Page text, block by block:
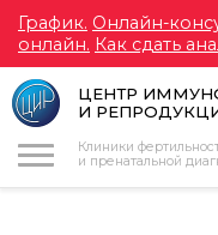
График. Онлайн-
онлайн. Как сдать
ЦЕНТР
И
Клиники
и пренатальной